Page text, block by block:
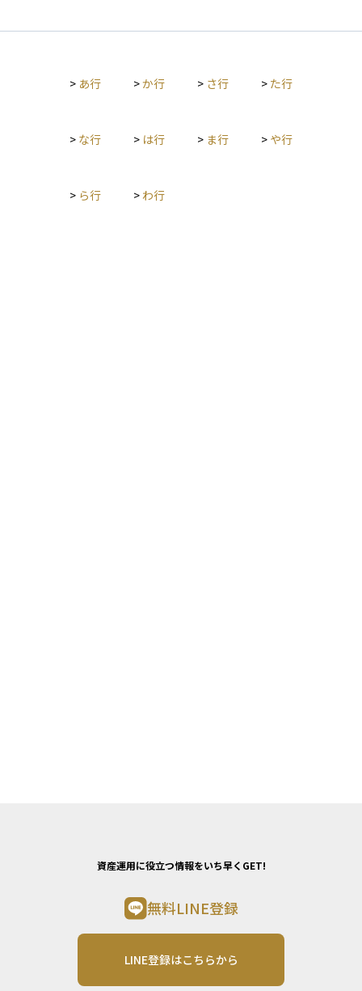
ンには金利のタイプ（固定金利・変動金利）や返済方法（元利
> あ行 >か行 > さ行 > た行
> な行 > は行 > ま行 > や行
> ら行 > わ行
資産運用に役立つ情報をいち早くGET!
無料LINE登録
LINE登録はこちらから